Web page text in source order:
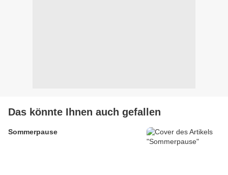
Das könnte Ihnen auch gefallen
Sommerpause